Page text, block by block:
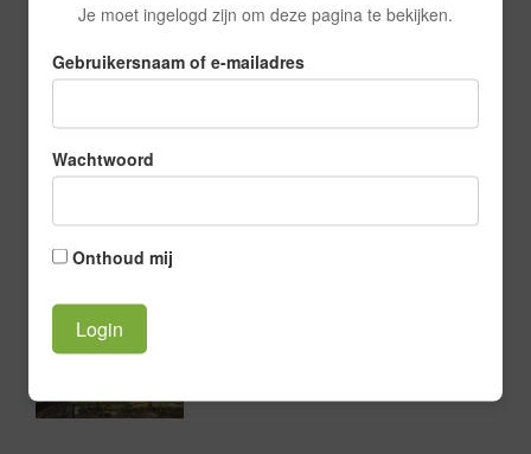
Nieuws:
Walhalla opkomst
Zondag 1 maart was het weer een
Je moet ingelogd zijn om deze pagina te bekijken.
Gebruikersnaam of e-mailadres
Wachtwoord
Onthoud mij